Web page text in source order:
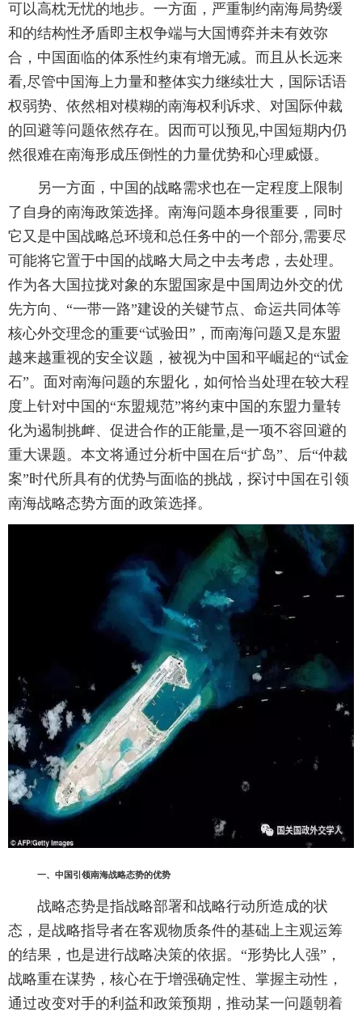
可以高枕无忧的地步。一方面，严重制约南海局势缓
和的结构性矛盾即主权争端与大国博弈并未有效弥
合，中国面临的体系性约束有增无减。而且从长远来
看,尽管中国海上力量和整体实力继续壮大，国际话语
权弱势、依然相对模糊的南海权利诉求、对国际仲裁
的回避等问题依然存在。因而可以预见,中国短期内仍
然很难在南海形成压倒性的力量优势和心理威慑。
另一方面，中国的战略需求也在一定程度上限制
了自身的南海政策选择。南海问题本身很重要，同时
它又是中国战略总环境和总任务中的一个部分,需要尽
可能将它置于中国的战略大局之中去考虑，去处理。
作为各大国拉拢对象的东盟国家是中国周边外交的优
先方向、“一带一路”建设的关键节点、命运共同体等
核心外交理念的重要“试验田”，而南海问题又是东盟
越来越重视的安全议题，被视为中国和平崛起的“试金
石”。面对南海问题的东盟化，如何恰当处理在较大程
度上针对中国的“东盟规范”将约束中国的东盟力量转
化为遏制挑衅、促进合作的正能量,是一项不容回避的
重大课题。本文将通过分析中国在后“扩岛”、后“仲裁
案”时代所具有的优势与面临的挑战，探讨中国在引领
南海战略态势方面的政策选择。
一、中国引领南海战略态势的优势
战略态势是指战略部署和战略行动所造成的状
态，是战略指导者在客观物质条件的基础上主观运筹
的结果，也是进行战略决策的依据。“形势比人强”，
战略重在谋势，核心在于增强确定性、掌握主动性，
通过改变对手的利益和政策预期，推动某一问题朝着